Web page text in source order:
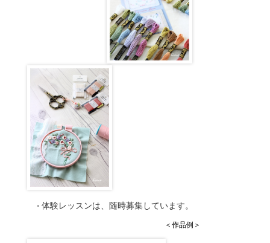
・ 体験レッスンは、随時募集しています。
＜作品例＞